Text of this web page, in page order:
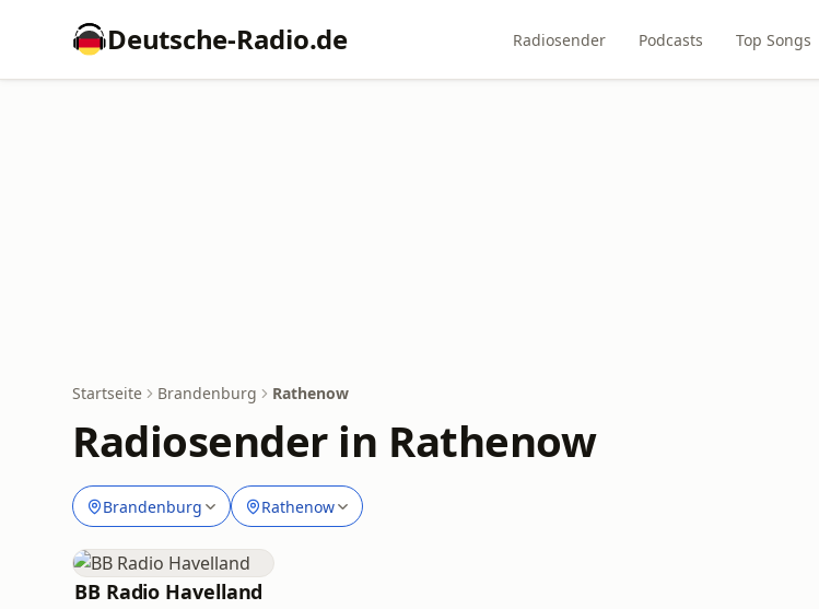
Deutsche-Radio.de Radiosender Podcasts Top Songs
Startseite Brandenburg Rathenow
Radiosender in Rathenow
Brandenburg Rathenow
BB Radio Havelland